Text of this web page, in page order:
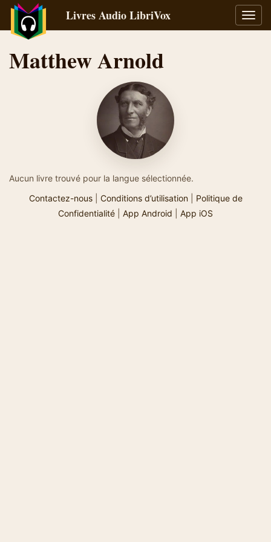
la
Livres Audio LibriVox
Matthew Arnold
Aucun livre trouvé pour la langue sélectionnée.
Contactez-nous| Conditions d’utilisation| Politique de
Confidentialité
App Android App iOS